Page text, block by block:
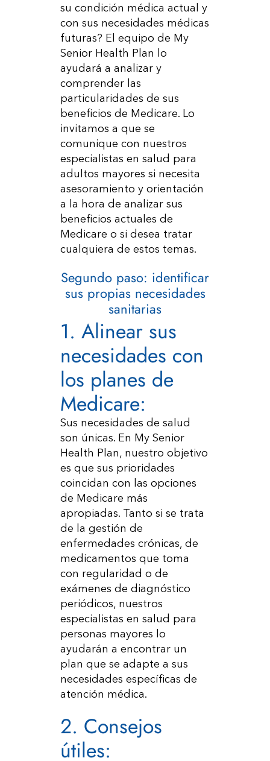
su condición médica actual y
con sus necesidades médicas
futuras? El equipo de My
Senior Health Plan lo
ayudará a analizar y
comprender las
particularidades de sus
beneficios de Medicare. Lo
invitamos a que se
comunique con nuestros
especialistas en salud para
adultos mayores si necesita
asesoramiento y orientación
a la hora de analizar sus
beneficios actuales de
Medicare o si desea tratar
cualquiera de estos temas.
Segundo paso: identificar
sus propias necesidades
sanitarias
1. Alinear sus
necesidades con
los planes de
Medicare:
Sus necesidades de salud
son únicas. En My Senior
Health Plan, nuestro objetivo
es que sus prioridades
coincidan con las opciones
de Medicare más
apropiadas. Tanto si se trata
de la gestión de
enfermedades crónicas, de
medicamentos que toma
con regularidad o de
exámenes de diagnóstico
periódicos, nuestros
especialistas en salud para
personas mayores lo
ayudarán a encontrar un
plan que se adapte a sus
necesidades específicas de
atención médica.
2. Consejos
útiles: